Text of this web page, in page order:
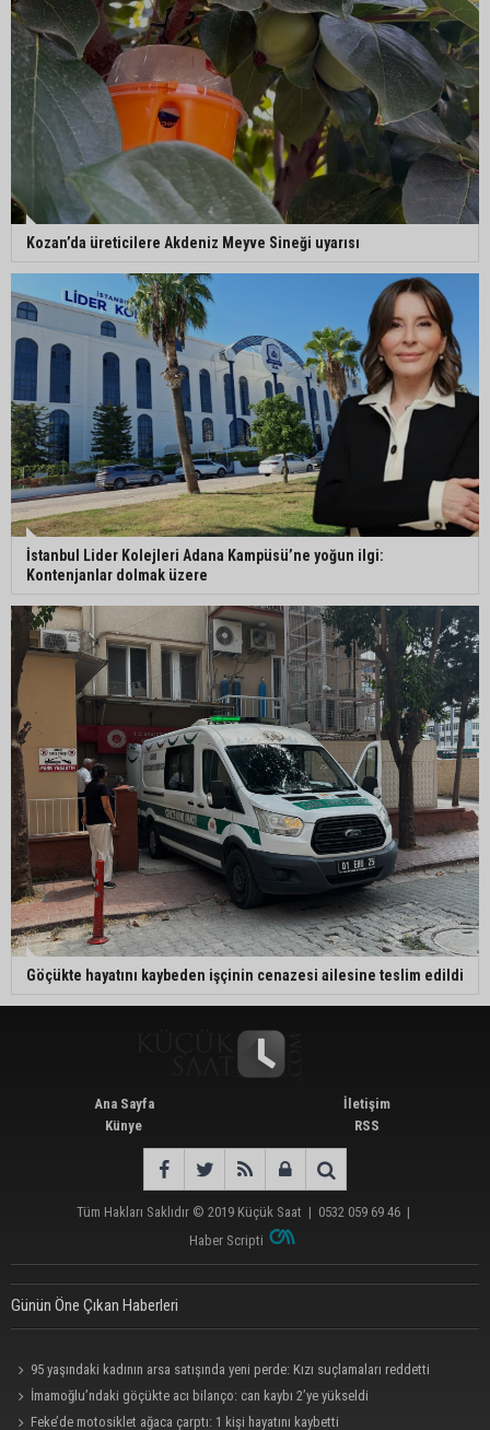
Kozan’da üreticilere Akdeniz Meyve Sineği uyarısı
İstanbul Lider Kolejleri Adana Kampüsü’ne yoğun ilgi:
Kontenjanlar dolmak üzere
Göçükte hayatını kaybeden işçinin cenazesi ailesine teslim edildi
Ana Sayfa
Künye
İletişim
RSS
Tüm Hakları Saklıdır © 2019 Küçük Saat | 0532 059 69 46 |
Haber Scripti
Günün Öne Çıkan Haberleri
95 yaşındaki kadının arsa satışında yeni perde: Kızı suçlamaları reddetti
İmamoğlu’ndaki göçükte acı bilanço: can kaybı 2’ye yükseldi
Feke’de motosiklet ağaca çarptı: 1 kişi hayatını kaybetti